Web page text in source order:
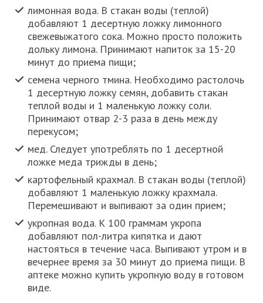
лимонная вода. В стакан воды (теплой)
добавляют 1 десертную ложку лимонного
свежевыжатого сока. Можно просто положить
дольку лимона. Принимают напиток за 15-20
минут до приема пищи;
семена черного тмина. Необходимо растолочь
1 десертную ложку семян, добавить стакан
теплой воды и 1 маленькую ложку соли.
Принимают отвар 2-3 раза в день между
перекусом;
мед. Следует употреблять по 1 десертной
ложке меда трижды в день;
картофельный крахмал. В стакан воды (теплой)
добавляют 1 маленькую ложку крахмала.
Перемешивают и выпивают за один прием;
укропная вода. К 100 граммам укропа
добавляют пол-литра кипятка и дают
настояться в течение часа. Выпивают утром и в
вечернее время за 30 минут до приема пищи. В
аптеке можно купить укропную воду в готовом
виде.